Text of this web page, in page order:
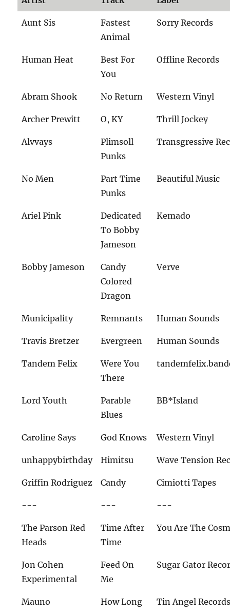
Aunt Sis
Fastest
Animal
Sorry Records
Human Heat
Best For
You
Offline Records
Abram Shook No Return Western Vinyl
Archer Prewitt O, KY Thrill Jockey
Alvvays
Plimsoll
Punks
Transgressive
No Men
Part Time
Punks
Beautiful Music
Ariel Pink
Dedicated
To Bobby
Jameson
Kemado
Bobby Jameson
Candy
Colored
Dragon
Verve
Municipality Remnants Human Sounds
Travis Bretzer Evergreen Human Sounds
Tandem Felix
Were You
There
Lord Youth
Parable
Blues
BB*Island
Caroline Says God Knows Western Vinyl
unhappybirthday Himitsu Wave Tension
Griffin Rodriguez Candy Cimiotti Tapes
--- --- ---
The Parson Red
Heads
Time After
Time
You Are The
Jon Cohen
Experimental
Feed On
Me
Sugar Gator
Mauno How Long Tin Angel